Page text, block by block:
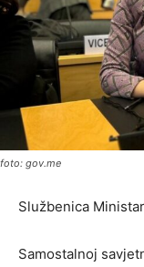
foto: gov.me
Službenica
Samostalnoj